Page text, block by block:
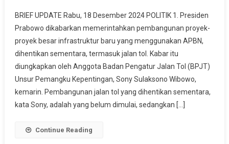
Pilihan
Terkini:
Apa
Yang
Harus
Kamu
Tahu
Hari
BRIEF UPDATE Rabu, 18 Desember 2024 POLITIK 1. Presiden
Prabowo dikabarkan memerintahkan pembangunan proyek-
proyek besar infrastruktur baru yang menggunakan APBN,
dihentikan sementara, termasuk jalan tol. Kabar itu
diungkapkan oleh Anggota Badan Pengatur Jalan Tol (BPJT)
Unsur Pemangku Kepentingan, Sony Sulaksono Wibowo,
kemarin. Pembangunan jalan tol yang dihentikan sementara,
kata Sony, adalah yang belum dimulai, sedangkan […]
Continue Reading